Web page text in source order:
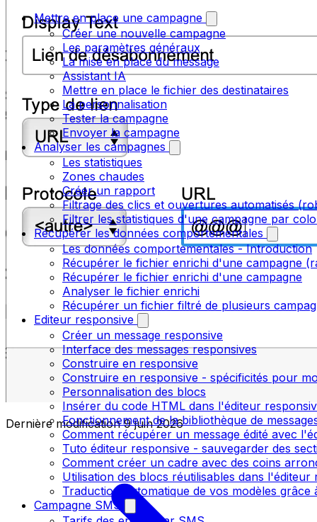
Mettre en place une campagne
Créer une nouvelle campagne
Les paramètres généraux
La mise en place du message
Assistant IA
Mettre en place le fichier des destinataires
La personnalisation
Tester la campagne
Envoyer la campagne
Analyser les campagnes
Les statistiques
Zones chaudes
Créer un rapport
Filtrage des clics et ouvertures automatisés
Filtrer les statistiques d'une campagne par
Récupérer les données comportementales
Les données comportementales - Introduction
Récupérer le fichier enrichi d'une campagne
Récupérer le fichier enrichi d'une campagne
Analyser le fichier enrichi
Récupérer un fichier filtré de plusieurs
Editeur responsive
Créer un message responsive
Interface des messages responsives
Construire en responsive
Construire en responsive - spécificités pour
Personnalisation des blocs
Insérer du code HTML dans l'éditeur
Fonctionnement de la bibliothèque de
Comment récupérer un message édité avec
Tuto éditeur responsive - sauvegarder des
Comment créer un cadre avec des coins
Utilisation des blocs réutilisables dans l'éditeur
Traduction automatique de vos modèles grâce
Campagne SMS
Dernière modification9 juin 2026